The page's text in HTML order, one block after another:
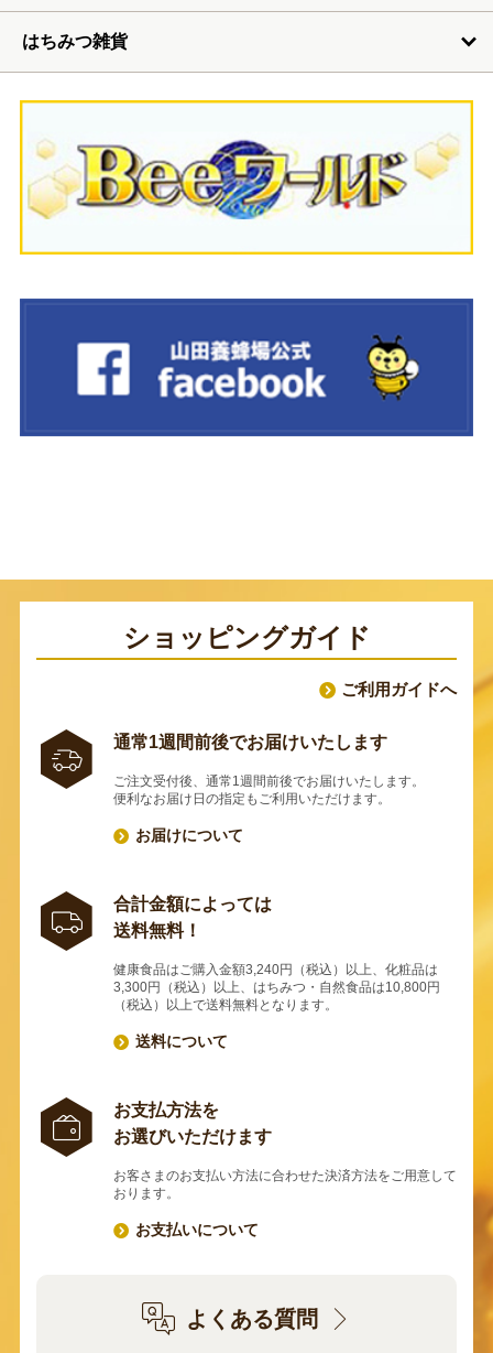
はちみつ雑貨
ショッピングガイド
ご利用ガイドへ
通常1週間前後でお届けいたします
ご注文受付後、通常1週間前後でお届けいたします。
便利なお届け日の指定もご利用いただけます。
お届けについて
合計金額によっては
送料無料！
健康食品はご購入金額3,240円（税込）以上、化粧品は
3,300円（税込）以上、はちみつ・自然食品は10,800円
（税込）以上で送料無料となります。
送料について
お支払方法を
お選びいただけます
お客さまのお支払い方法に合わせた決済方法をご用意して
おります。
お支払いについて
よくある質問